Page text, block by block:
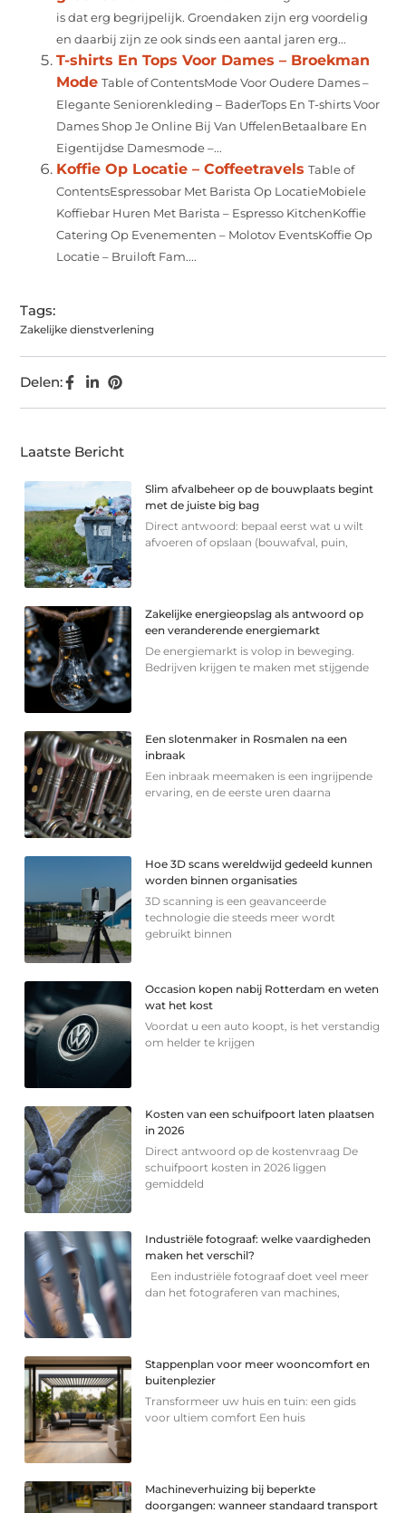
is dat erg begrijpelijk. Groendaken zijn erg voordelig
en daarbij zijn ze ook sinds een aantal jaren erg...
T-shirts En Tops Voor Dames – Broekman
Mode Table of ContentsMode Voor Oudere Dames –
Elegante Seniorenkleding – BaderTops En T-shirts Voor
Dames Shop Je Online Bij Van UffelenBetaalbare En
Eigentijdse Damesmode –...
Koffie Op Locatie – Coffeetravels Table of
ContentsEspressobar Met Barista Op LocatieMobiele
Koffiebar Huren Met Barista – Espresso KitchenKoffie
Catering Op Evenementen – Molotov EventsKoffie Op
Locatie – Bruiloft Fam....
Tags:
Zakelijke dienstverlening
Delen:
Laatste Bericht
Slim afvalbeheer op de bouwplaats begint
met de juiste big bag
Direct antwoord: bepaal eerst wat u wilt
afvoeren of opslaan (bouwafval, puin,
Zakelijke energieopslag als antwoord op
een veranderende energiemarkt
De energiemarkt is volop in beweging.
Bedrijven krijgen te maken met stijgende
Een slotenmaker in Rosmalen na een
inbraak
Een inbraak meemaken is een ingrijpende
ervaring, en de eerste uren daarna
Hoe 3D scans wereldwijd gedeeld kunnen
worden binnen organisaties
3D scanning is een geavanceerde
technologie die steeds meer wordt
gebruikt binnen
Occasion kopen nabij Rotterdam en weten
wat het kost
Voordat u een auto koopt, is het verstandig
om helder te krijgen
Kosten van een schuifpoort laten plaatsen
in 2026
Direct antwoord op de kostenvraag De
schuifpoort kosten in 2026 liggen
gemiddeld
Industriële fotograaf: welke vaardigheden
maken het verschil?
Een industriële fotograaf doet veel meer
dan het fotograferen van machines,
Stappenplan voor meer wooncomfort en
buitenplezier
Transformeer uw huis en tuin: een gids
voor ultiem comfort Een huis
Machineverhuizing bij beperkte
doorgangen: wanneer standaard transport